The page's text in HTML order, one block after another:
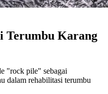
Terumbu Karang
"rock pile" sebagai
dalam rehabilitasi terumbu